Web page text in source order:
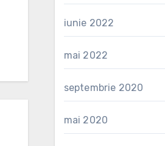
iunie 2022
mai 2022
septembrie 2020
mai 2020